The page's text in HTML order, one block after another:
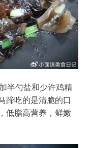
半勺盐和少许鸡精
蹄吃的是清脆的口
低脂高营养，鲜嫩